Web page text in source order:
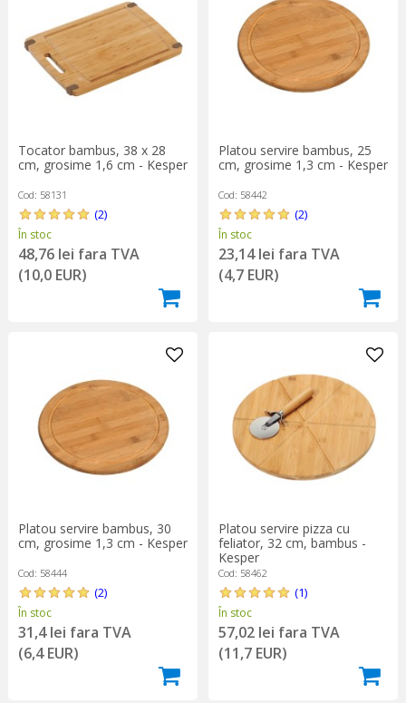
Tocator bambus, 38 x 28
cm, grosime 1,6 cm - Kesper
Cod: 58131
(2)
În stoc
48,76 lei fara TVA
(10,0 EUR)
Platou servire bambus, 25
cm, grosime 1,3 cm - Kesper
Cod: 58442
(2)
În stoc
23,14 lei fara TVA
(4,7 EUR)
Platou servire bambus, 30
cm, grosime 1,3 cm - Kesper
Cod: 58444
(2)
În stoc
31,4 lei fara TVA
(6,4 EUR)
Platou servire pizza cu
feliator, 32 cm, bambus -
Kesper
Cod: 58462
(1)
În stoc
57,02 lei fara TVA
(11,7 EUR)